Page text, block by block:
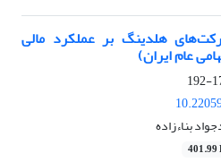
هلدینگ بر عملکرد مالی
عام ایران)
بناءزاده
401.99